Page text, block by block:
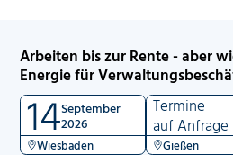
Arbeiten bis zur Rente - aber
Energie für
14September
2026
Wiesbaden
Termine
auf Anfrage
Gießen